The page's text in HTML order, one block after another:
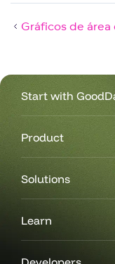
Gráficos de área
Start with
Product
Solutions
Learn